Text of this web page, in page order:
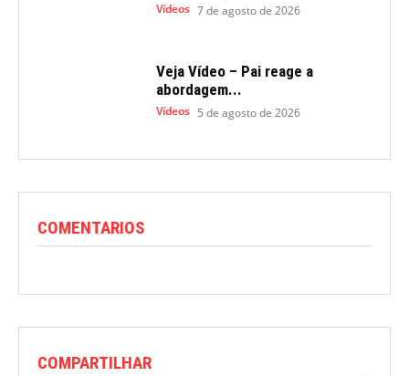
Vídeos 7 de agosto de 2026
Veja Vídeo – Pai reage a
abordagem...
Vídeos 5 de agosto de 2026
COMENTARIOS
COMPARTILHAR